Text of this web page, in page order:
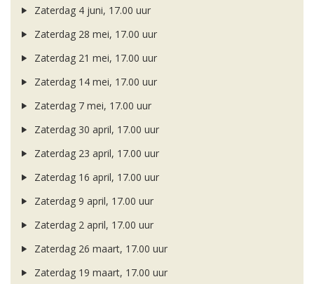
Zaterdag 4 juni, 17.00 uur
Zaterdag 28 mei, 17.00 uur
Zaterdag 21 mei, 17.00 uur
Zaterdag 14 mei, 17.00 uur
Zaterdag 7 mei, 17.00 uur
Zaterdag 30 april, 17.00 uur
Zaterdag 23 april, 17.00 uur
Zaterdag 16 april, 17.00 uur
Zaterdag 9 april, 17.00 uur
Zaterdag 2 april, 17.00 uur
Zaterdag 26 maart, 17.00 uur
Zaterdag 19 maart, 17.00 uur